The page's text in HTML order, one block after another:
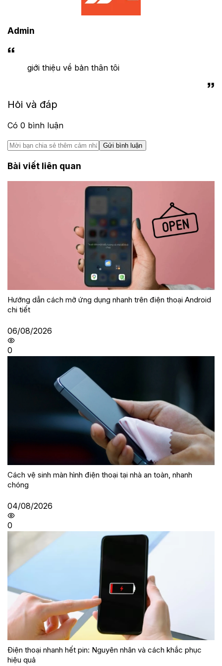
Admin
giới thiệu về bản thân tôi
Hỏi và đáp
Có 0 bình luận
Gửi bình luận
Bài viết liên quan
Hướng dẫn cách mở ứng dụng nhanh trên điện thoại Android
chi tiết
06/08/2026
0
Cách vệ sinh màn hình điện thoại tại nhà an toàn, nhanh
chóng
04/08/2026
0
Điện thoại nhanh hết pin: Nguyên nhân và cách khắc phục
hiệu quả